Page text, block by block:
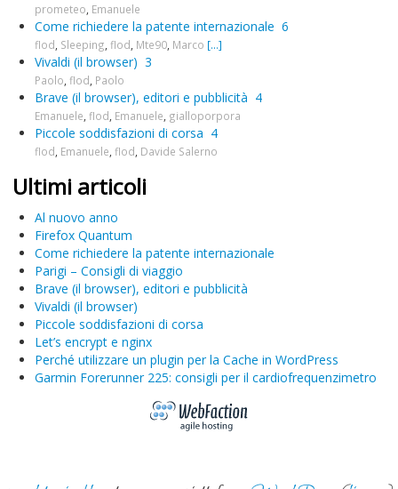
prometeo Emanuele
Come richiedere la patente internazionale 6
flod Sleeping flod Mte90 Marco [...]
Vivaldi (il browser) 3
Paolo flod Paolo
Brave (il browser), editori e pubblicità 4
Emanuele flod Emanuele gialloporpora
Piccole soddisfazioni di corsa 4
flod Emanuele flod Davide Salerno
Ultimi articoli
Al nuovo anno
Firefox Quantum
Come richiedere la patente internazionale
Parigi – Consigli di viaggio
Brave (il browser), editori e pubblicità
Vivaldi (il browser)
Piccole soddisfazioni di corsa
Let’s encrypt e nginx
Perché utilizzare un plugin per la Cache in WordPress
Garmin Forerunner 225: consigli per il cardiofrequenzimetro